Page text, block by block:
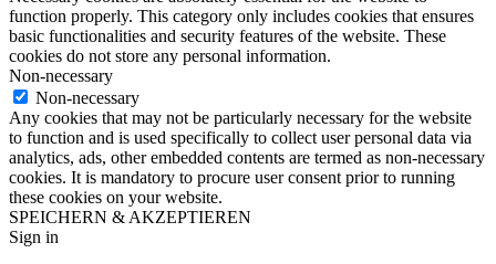
function properly. This category only includes cookies that ensures
basic functionalities and security features of the website. These
cookies do not store any personal information.
Non-necessary
Non-necessary
Any cookies that may not be particularly necessary for the website
to function and is used specifically to collect user personal data via
analytics, ads, other embedded contents are termed as non-necessary
cookies. It is mandatory to procure user consent prior to running
these cookies on your website.
SPEICHERN & AKZEPTIEREN
Sign in